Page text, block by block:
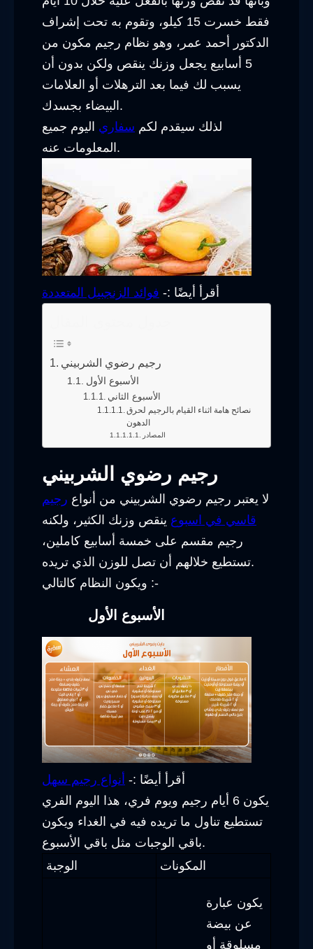
فقط خسرت 15 كيلو، وتقوم به تحت إشراف
الدكتور أحمد عمر، وهو نظام رجيم مكون من
5 أسابيع يجعل وزنك ينقص ولكن بدون أن
يسبب لك فيما بعد الترهلات أو العلامات
البيضاء بجسدك.
لذلك سيقدم لكم سفاري اليوم جميع
المعلومات عنه.
أقرأ أيضًا :- فوائد الزنجبيل المتعددة
رجيم رضوي الشربيني
الأسبوع الأول
الأسبوع الثاني
نصائح هامة اثناء القيام بالرجيم لحرق
الدهون
المصادر
رجيم رضوي الشربيني
لا يعتبر رجيم رضوي الشربيني من أنواع رجيم
قاسي في اسبوع ينقص وزنك الكثير، ولكنه
رجيم مقسم على خمسة أسابيع كاملين،
تستطيع خلالهم أن تصل للوزن الذي تريده.
ويكون النظام كالتالي :-
الأسبوع الأول
أقرأ أيضًا :- أنواع رجيم سهل
يكون 6 أيام رجيم ويوم فري، هذا اليوم الفري
تستطيع تناول ما تريده فيه في الغداء ويكون
باقي الوجبات مثل باقي الأسبوع.
الوجبة
المكونات
يكون عبارة
عن بيضة
مسلوقة أو